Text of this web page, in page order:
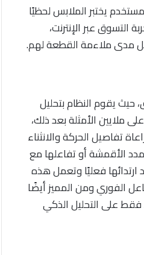
يختبر الملابس لحظيًا
عبر الإنترنت،
مدى ملاءمة القطعة لهم.
حيث يقوم النظام بتحليل
ملايين الأمثلة بعد ذلك،
تفاصيل الحركة والانثناء
الأقمشة أو تفاعلها مع
فعليًا وتعمل هذه
الفوري ومن المميز أيضًا
فقط على التحليل الذكي